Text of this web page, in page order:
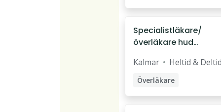
Specialistläkare/
överläkare hud
könssjukdomar
Kalmar Heltid &
Överläkare
Specialistläkare